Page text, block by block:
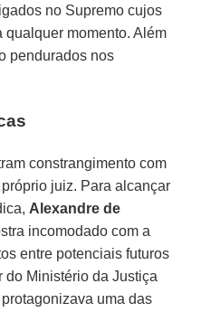
no Supremo cujos
qualquer momento. Além
pendurados nos
constrangimento com
juiz. Para alcançar
Alexandre de
incomodado com a
entre potenciais futuros
do Ministério da Justiça
protagonizava uma das